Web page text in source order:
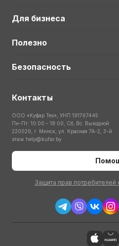
Для бизнеса
Полезно
Безопасность
Контакты
ООО «Куфар Тех», УНП 191767445
Пн-Пт: 10:00 – 18:00; Сб, Вс: Выходной
220029, г. Минск, ул. Красная 7А-2, 3-й
этаж help@kufar.by
Защита прав